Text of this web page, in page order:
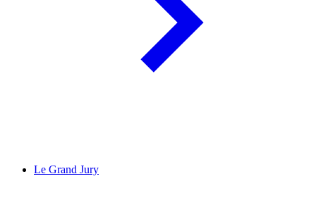
Le Grand Jury